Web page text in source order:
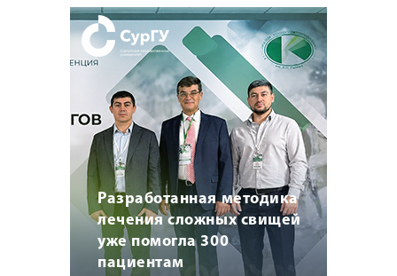
Разработанная методика
лечения сложных свищей
уже помогла 300
пациентам